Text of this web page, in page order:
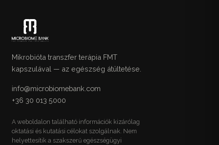
Mikrobióta transzfer terápia FMT
kapszulával — az egészség átültetése.
info@microbiomebank.com
+36 30 013 5000
A weboldalon található információk kizárólag
oktatási és kutatási célokat szolgálnak. Nem
helyettesítik a szakszerű egészségügyi